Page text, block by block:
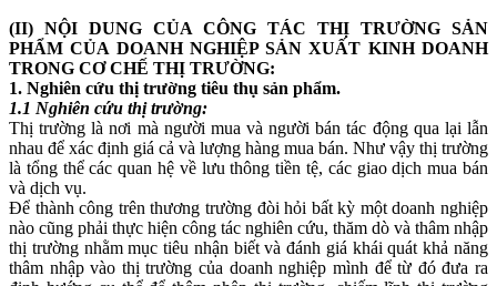
(II) NỘI DUNG CỦA CÔNG TÁC THỊ TRƯỜNG SẢN
PHẨM CỦA DOANH NGHIỆP SẢN XUẤT KINH DOANH
TRONG CƠ CHẾ THỊ TRƯỜNG:
1. Nghiên cứu thị trường tiêu thụ sản phẩm.
1.1 Nghiên cứu thị trường:
Thị trường là nơi mà người mua và người bán tác động qua lại lẫn
nhau để xác định giá cả và lượng hàng mua bán. Như vậy thị trường
là tổng thể các quan hệ về lưu thông tiền tệ, các giao dịch mua bán
và dịch vụ.
Để thành công trên thương trường đòi hỏi bất kỳ một doanh nghiệp
nào cũng phải thực hiện công tác nghiên cứu, thăm dò và thâm nhập
thị trường nhằm mục tiêu nhận biết và đánh giá khái quát khả năng
thâm nhập vào thị trường của doanh nghiệp mình để từ đó đưa ra